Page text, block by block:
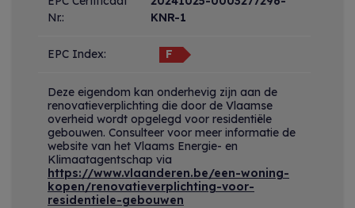
Nr.:
KNR-1
EPC Index: F
Deze eigendom kan onderhevig zijn aan de
renovatieverplichting die door de Vlaamse
overheid wordt opgelegd voor residentiële
gebouwen. Consulteer voor meer informatie de
website van het Vlaams Energie- en
Klimaatagentschap via
https://www.vlaanderen.be/een-woning-
kopen/renovatieverplichting-voor-
residentiele-gebouwen